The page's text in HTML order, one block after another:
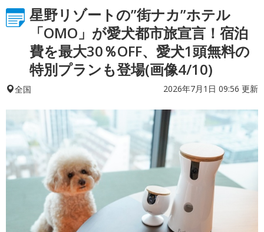
星野リゾートの”街ナカ”ホテル
「OMO」が愛犬都市旅宣言！宿泊
費を最大30％OFF、愛犬1頭無料の
特別プランも登場(画像4/10)
全国 2026年7月1日 09:56 更新